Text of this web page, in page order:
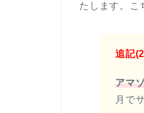
たします。こ
追記
アマ
月で